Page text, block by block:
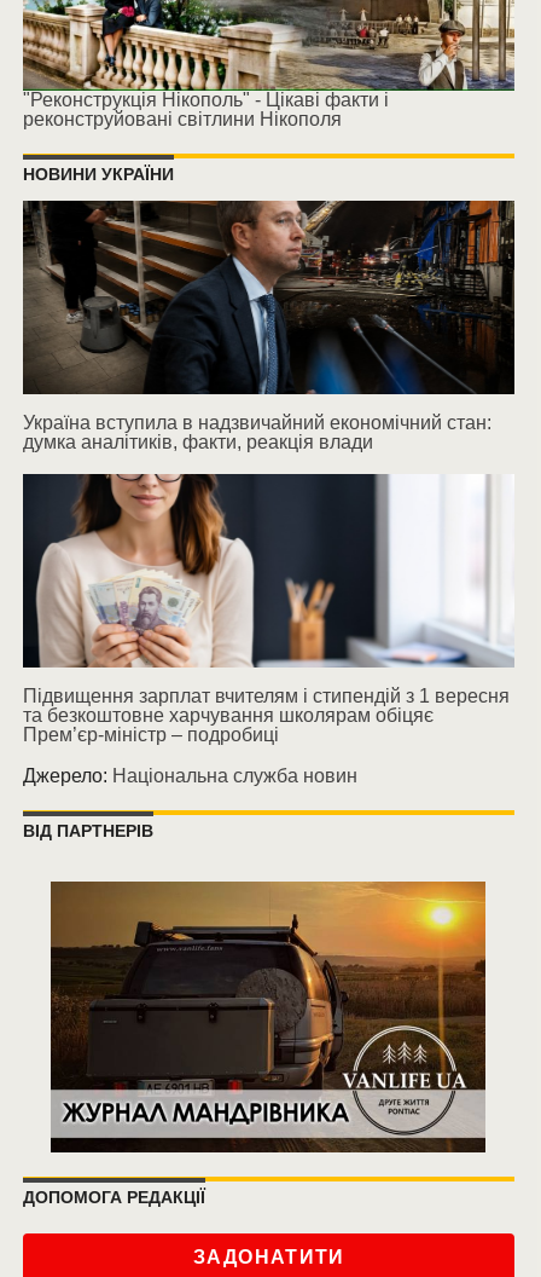
"Реконструкція Нікополь" - Цікаві факти і
реконструйовані світлини Нікополя
НОВИНИ УКРАЇНИ
Україна вступила в надзвичайний економічний стан:
думка аналітиків, факти, реакція влади
Підвищення зарплат вчителям і стипендій з 1 вересня
та безкоштовне харчування школярам обіцяє
Прем’єр-міністр – подробиці
Джерело: Національна служба новин
ВІД ПАРТНЕРІВ
ДОПОМОГА РЕДАКЦІЇ
ЗАДОНАТИТИ